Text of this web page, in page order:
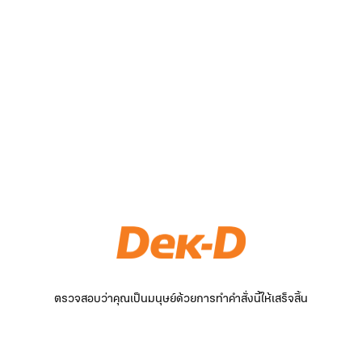
ตรวจสอบว่าคุณเป็นมนุษย์ด้วยการทำคำสั่งนี้ให้เสร็จสิ้น